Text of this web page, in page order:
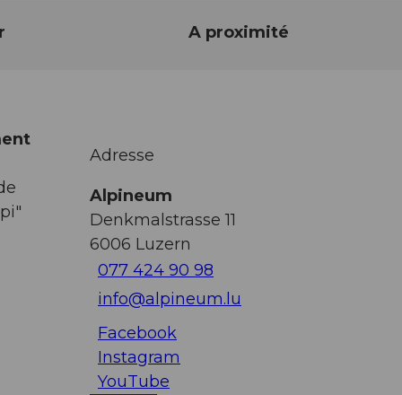
A proximité
Adresse
Alpineum
Denkmalstrasse 11
6006 Luzern
077 424 90 98
info@alpineum.lu
Facebook
Instagram
YouTube